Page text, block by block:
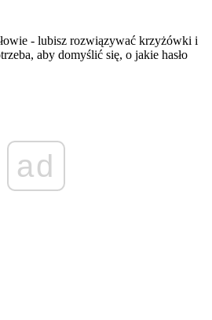
- lubisz rozwiązywać krzyżówki i
aby domyślić się, o jakie hasło
ad